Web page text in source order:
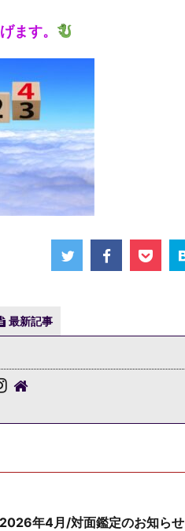
ます。
最新記事
2026年4月/対面鑑定のお知らせ